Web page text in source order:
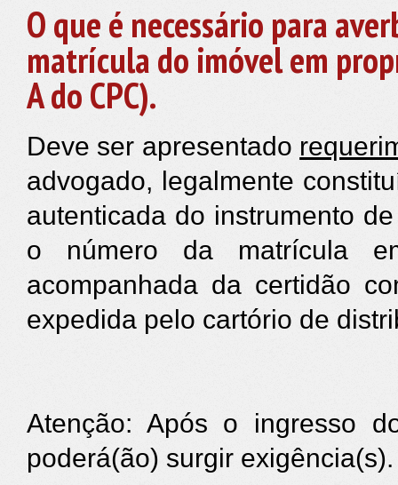
O que é necessário para
matrícula do imóvel em
A do CPC).
Deve ser apresentado
advogado, legalmente
autenticada do instrumento
o número da matrícula
acompanhada da certidão
expedida pelo cartório de
Atenção: Após o ingresso
poderá(ão) surgir exigência(s).